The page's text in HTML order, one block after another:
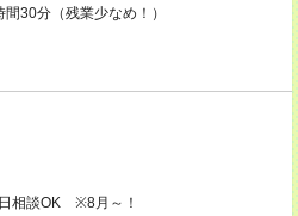
30分（残業少なめ！）
相談OK ※8月～！